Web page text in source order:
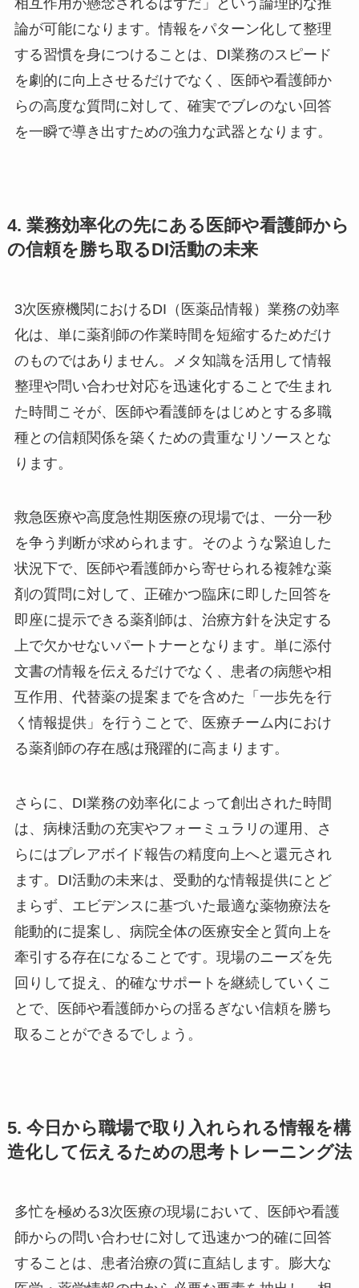
論が可能になります。情報をパターン化して整理
する習慣を身につけることは、DI業務のスピード
を劇的に向上させるだけでなく、医師や看護師か
らの高度な質問に対して、確実でブレのない回答
を一瞬で導き出すための強力な武器となります。
4. 業務効率化の先にある医師や看護師から
の信頼を勝ち取るDI活動の未来
3次医療機関におけるDI（医薬品情報）業務の効率
化は、単に薬剤師の作業時間を短縮するためだけ
のものではありません。メタ知識を活用して情報
整理や問い合わせ対応を迅速化することで生まれ
た時間こそが、医師や看護師をはじめとする多職
種との信頼関係を築くための貴重なリソースとな
ります。
救急医療や高度急性期医療の現場では、一分一秒
を争う判断が求められます。そのような緊迫した
状況下で、医師や看護師から寄せられる複雑な薬
剤の質問に対して、正確かつ臨床に即した回答を
即座に提示できる薬剤師は、治療方針を決定する
上で欠かせないパートナーとなります。単に添付
文書の情報を伝えるだけでなく、患者の病態や相
互作用、代替薬の提案までを含めた「一歩先を行
く情報提供」を行うことで、医療チーム内におけ
る薬剤師の存在感は飛躍的に高まります。
さらに、DI業務の効率化によって創出された時間
は、病棟活動の充実やフォーミュラリの運用、さ
らにはプレアボイド報告の精度向上へと還元され
ます。DI活動の未来は、受動的な情報提供にとど
まらず、エビデンスに基づいた最適な薬物療法を
能動的に提案し、病院全体の医療安全と質向上を
牽引する存在になることです。現場のニーズを先
回りして捉え、的確なサポートを継続していくこ
とで、医師や看護師からの揺るぎない信頼を勝ち
取ることができるでしょう。
5. 今日から職場で取り入れられる情報を構
造化して伝えるための思考トレーニング法
多忙を極める3次医療の現場において、医師や看護
師からの問い合わせに対して迅速かつ的確に回答
することは、患者治療の質に直結します。膨大な